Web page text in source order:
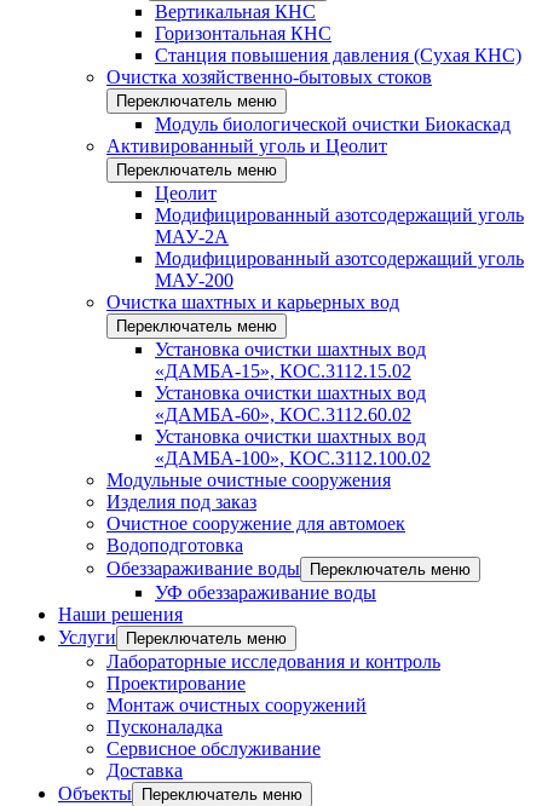
Вертикальная КНС
Горизонтальная КНС
Станция повышения давления (Сухая КНС)
Очистка хозяйственно-бытовых стоков
Переключатель меню
Модуль биологической очистки Биокаскад
Активированный уголь и Цеолит
Переключатель меню
Цеолит
Модифицированный азотсодержащий уголь
МАУ-2А
Модифицированный азотсодержащий уголь
МАУ-200
Очистка шахтных и карьерных вод
Переключатель меню
Установка очистки шахтных вод
«ДАМБА-15», КОС.3112.15.02
Установка очистки шахтных вод
«ДАМБА-60», КОС.3112.60.02
Установка очистки шахтных вод
«ДАМБА-100», КОС.3112.100.02
Модульные очистные сооружения
Изделия под заказ
Очистное сооружение для автомоек
Водоподготовка
Обеззараживание воды
Переключатель меню
УФ обеззараживание воды
Наши решения
Услуги
Переключатель меню
Лабораторные исследования и контроль
Проектирование
Монтаж очистных сооружений
Пусконаладка
Сервисное обслуживание
Доставка
Объекты
Переключатель меню